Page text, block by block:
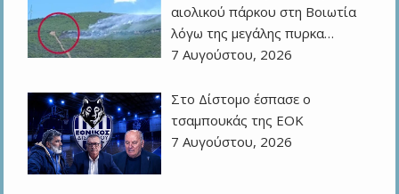
αιολικού πάρκου στη Βοιωτία
λόγω της μεγάλης πυρκα…
7 Αυγούστου, 2026
Στο Δίστομο έσπασε ο
τσαμπουκάς της ΕΟΚ
7 Αυγούστου, 2026